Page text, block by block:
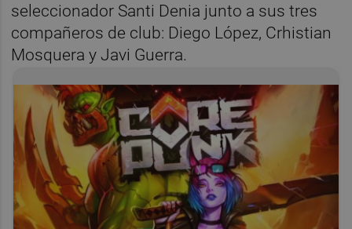
seleccionador Santi Denia junto a sus tres
compañeros de club: Diego López, Crhistian
Mosquera y Javi Guerra.